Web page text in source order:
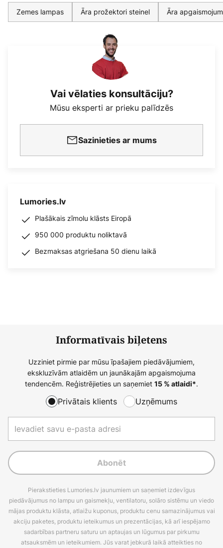
Zemes lampas Āra prožektori steinel Āra
Vai vēlaties konsultāciju?
Mūsu eksperti ar prieku palīdzēs
Sazinieties ar mums
Lumories.lv
Plašākais zīmolu klāsts Eiropā
950 000 produktu noliktavā
Bezmaksas atgriešana 50 dienu laikā
Informatīvais biļetens
Uzziniet pirmie par mūsu īpašajiem piedāvājumiem,
ekskluzīvām atlaidēm un jaunākajām apgaismojuma
tendencēm. Reģistrējieties un saņemiet 15 % atlaidi*.
Privātais klients Uzņēmums
Abonēt
Pierakstieties Lumories.lv jaunumiem un saņemiet izdevīgus
piedāvājumus no lampu un gaismekļu, ventilatoru, solāro sistēmu un viedo
mājas produktu klāsta, atlaižu kuponus, produktu cenu samazinājumus vai
akciju paketes, produktu ieteikumus un prezentācijas, kā arī iespējamo
sadarbības partneru saturu un aptaujas un lūgumus par pirkumu
atsauksmēm un ieteikumiem. Jūs varat jebkurā laikā atteikties no